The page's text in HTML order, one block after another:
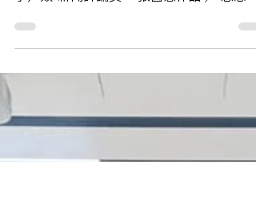
2025年第24屆卓越新聞獎 - 平面及網路（文
字）類-新聞評論獎。 張茵惠作品 ╱ 思想坦
克 VoiceTank 張茵惠 礦坑中的金絲雀：伊朗
女人1979年迄今未醒的一場惡夢 英國最高法
院對「女性」定義的判決，意味著什麼？ JK
羅琳、反政確與「粗糙女性主義」 第二十四